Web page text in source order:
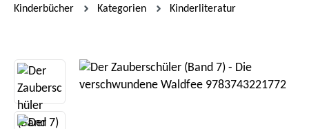
Kinderbücher Kategorien Kinderliteratur
Bildergalerie überspringen